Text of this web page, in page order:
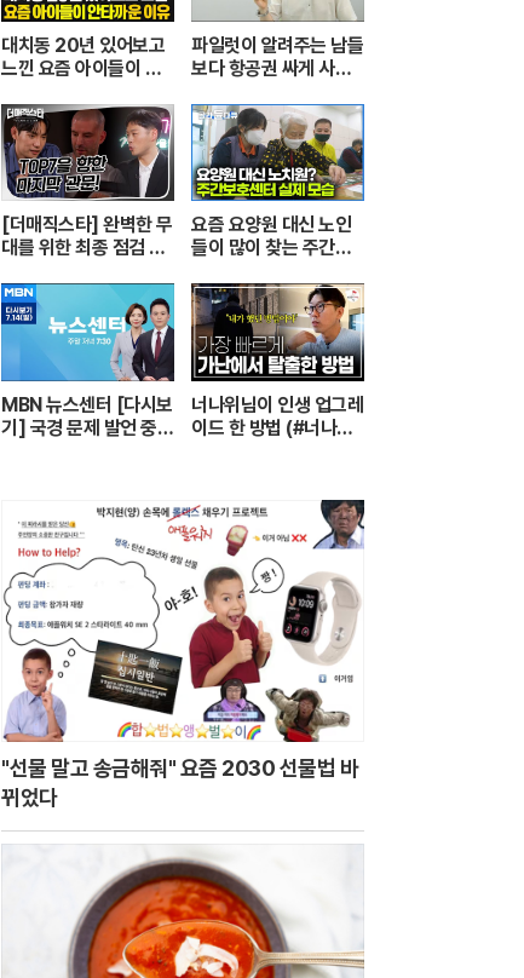
대치동 20년 있어보고
느낀 요즘 아이들이 안
장 3부]
파일럿이 알려주는 남들
보다 항공권 싸게 사는
[더매직스타] 완벽한 무
대를 위한 최종 점검 현
요즘 요양원 대신 노인
들이 많이 찾는 주간보
어르신들 손발이 되어주
는 요양보호사의 하루
┃주간보호센터 24시
┃PD로그┃#골라듄다
큐
MBN 뉴스센터 [다시보
기] 국경 문제 발언 중
너나위님이 인생 업그레
이드 한 방법 (#너나위
"선물 말고 송금해줘" 요즘 2030 선물법 바
뀌었다